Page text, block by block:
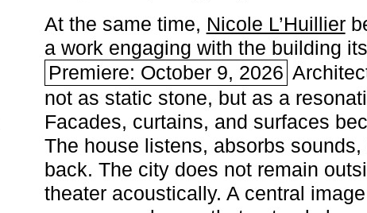
At the same time, Nicole L’Huillier
a work engaging with the building
Premiere: October 9, 2026
not as static stone, but as a
Facades, curtains, and surfaces
The house listens, absorbs
back. The city does not remain
theater acoustically. A central